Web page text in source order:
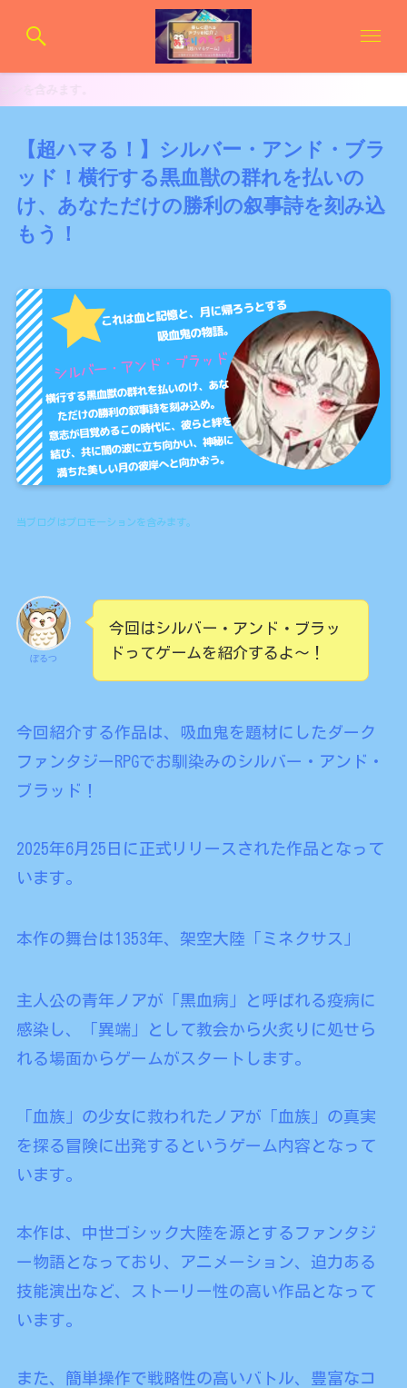
【超ハマる！】シルバー・アンド・ブラ
ッド！横行する黒血獣の群れを払いの
け、あなただけの勝利の叙事詩を刻み込
もう！
当ブログはプロモーションを含みます。
ぼるつ
今回はシルバー・アンド・ブラッ
ドってゲームを紹介するよ〜！
今回紹介する作品は、吸血鬼を題材にしたダーク
ファンタジーRPGでお馴染みのシルバー・アンド・
ブラッド！
2025年6月25日に正式リリースされた作品となって
います。
本作の舞台は1353年、架空大陸「ミネクサス」
主人公の青年ノアが「黒血病」と呼ばれる疫病に
感染し、「異端」として教会から火炙りに処せら
れる場面からゲームがスタートします。
「血族」の少女に救われたノアが「血族」の真実
を探る冒険に出発するというゲーム内容となって
います。
本作は、中世ゴシック大陸を源とするファンタジ
ー物語となっており、アニメーション、迫力ある
技能演出など、ストーリー性の高い作品となって
います。
また、簡単操作で戦略性の高いバトル、豊富なコ